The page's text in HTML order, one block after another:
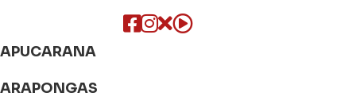
APUCARANA
ARAPONGAS